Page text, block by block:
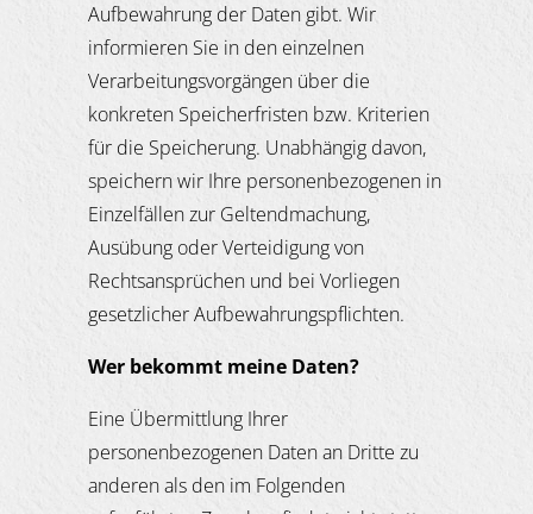
Aufbewahrung der Daten gibt. Wir
informieren Sie in den einzelnen
Verarbeitungsvorgängen über die
konkreten Speicherfristen bzw. Kriterien
für die Speicherung. Unabhängig davon,
speichern wir Ihre personenbezogenen in
Einzelfällen zur Geltendmachung,
Ausübung oder Verteidigung von
Rechtsansprüchen und bei Vorliegen
gesetzlicher Aufbewahrungspflichten.
Wer bekommt meine Daten?
Eine Übermittlung Ihrer
personenbezogenen Daten an Dritte zu
anderen als den im Folgenden